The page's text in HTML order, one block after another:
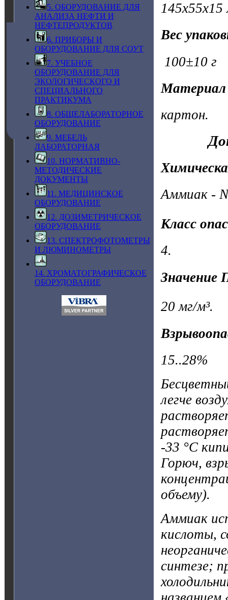
5. ОБОРУДОВАНИЕ ДЛЯ
АНАЛИЗА НЕФТИ И
НЕФТЕПРОДУКТОВ
6. ПРИБОРЫ И
ОБОРУДОВАНИЕ ДЛЯ СОУТ
7. УЧЕБНОЕ
ОБОРУДОВАНИЕ ДЛЯ
ЭКОЛОГИЧЕСКОГО И
СПЕЦИАЛЬНОГО
ПРАКТИКУМА
8. ОБЩЕЛАБОРАТОРНОЕ
ОБОРУДОВАНИЕ
9. МЕБЕЛЬ
ЛАБОРАТОРНАЯ
10. НОРМАТИВНО-
МЕТОДИЧЕСКИЕ
ДОКУМЕНТЫ
11. МЕДИЦИНСКОЕ
ОБОРУДОВАНИЕ
12. ДОЗИМЕТРИЧЕСКОЕ
ОБОРУДОВАНИЕ
13. СПЕКТРОФОТОМЕТРЫ
И ЛЮМИНОМЕТРЫ
14. ХРОМАТОГРАФИЧЕСКОЕ
ОБОРУДОВАНИЕ
Вес
100±10 г
Материал
картон.
Аммиак -
Класс
4.
Значение
20 мг/м³.
15..28%
легче
-33 °С
Горюч,
объему).
Аммиак
кислоты,
синтезе;